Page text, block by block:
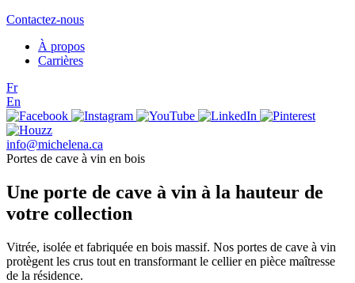
Contactez-nous
À propos
Carrières
Fr
En
info@michelena.ca
Portes de cave à vin en bois
Une porte de cave à vin à la hauteur de
votre collection
Vitrée, isolée et fabriquée en bois massif. Nos portes de cave à vin
protègent les crus tout en transformant le cellier en pièce maîtresse
de la résidence.